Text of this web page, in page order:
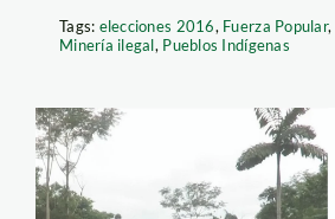
Tags: elecciones 2016, Fuerza Popular,
Minería ilegal, Pueblos Indígenas